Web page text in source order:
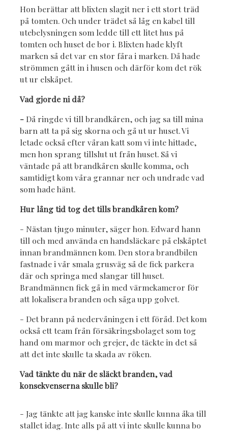
Hon berättar att blixten slagit ner i ett stort träd
på tomten. Och under trädet så låg en kabel till
utebelysningen som ledde till ett litet hus på
tomten och huset de bor i. Blixten hade klyft
marken så det var en stor fåra i marken. Då hade
strömmen gått in i husen och därför kom det rök
ut ur elskåpet.
Vad gjorde ni då?
- Då ringde vi till brandkåren, och jag sa till mina
barn att ta på sig skorna och gå ut ur huset. Vi
letade också efter våran katt som vi inte hittade,
men hon sprang tillslut ut från huset. Så vi
väntade på att brandkåren skulle komma, och
samtidigt kom våra grannar ner och undrade vad
som hade hänt.
Hur lång tid tog det tills brandkåren kom?
- Nästan tjugo minuter, säger hon. Edward hann
till och med använda en handsläckare på elskåptet
innan brandmännen kom. Den stora brandbilen
fastnade i vår smala grusväg så de fick parkera
där och springa med slangar till huset.
Brandmännen fick gå in med värmekameror för
att lokalisera branden och såga upp golvet.
- Det brann på nedervåningen i ett föråd. Det kom
också ett team från försäkringsbolaget som tog
hand om marmor och grejer, de täckte in det så
att det inte skulle ta skada av röken.
Vad tänkte du när de släckt branden, vad
konsekvenserna skulle bli?
- Jag tänkte att jag kanske inte skulle kunna åka till
stallet idag. Inte alls på att vi inte skulle kunna bo